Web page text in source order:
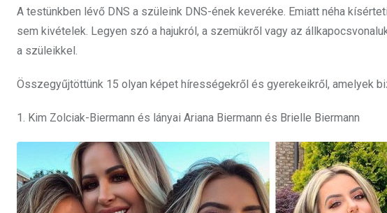
A testünkben lévő DNS a szüleink DNS-ének keveréke. Emiatt néha
sem kivételek. Legyen szó a hajukról, a szemükről vagy az
a szüleikkel.
Összegyűjtöttünk 15 olyan képet hírességekről és gyerekeikről, amelyek
1. Kim Zolciak-Biermann és lányai Ariana Biermann és Brielle Biermann